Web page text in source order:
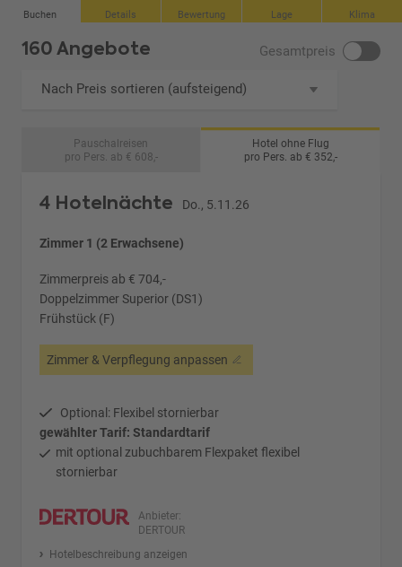
Buchen Details Bewertung Lage Klima
160 Angebote Gesamtpreis
Nach Preis sortieren (aufsteigend)
Pauschalreisen
pro Pers. ab € 608,-
Hotel ohne Flug
pro Pers. ab € 352,-
4 Hotelnächte Do., 5.11.26
Zimmer 1 (2 Erwachsene)
Zimmerpreis ab € 704,-
Doppelzimmer Superior (DS1)
Frühstück (F)
Zimmer & Verpflegung anpassen
Optional: Flexibel stornierbar
gewählter Tarif: Standardtarif
mit optional zubuchbarem Flexpaket flexibel
stornierbar
Anbieter:
DERTOUR
Hotelbeschreibung anzeigen